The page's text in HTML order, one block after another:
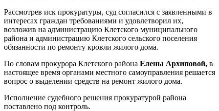
Рассмотрев иск прокуратуры, суд согласился с заявленными в
интересах граждан требованиями и удовлетворил их,
возложив на администрацию Клетского муниципального
района и администрацию Клетского сельского поселения
обязанности по ремонту кровли жилого дома.
По словам прокурора Клетского района Елены Архиповой, в
настоящее время органами местного самоуправления решается
вопрос о выделении средств на ремонт жилого дома.
Исполнение судебного решения прокуратурой района
поставлено под контроль.